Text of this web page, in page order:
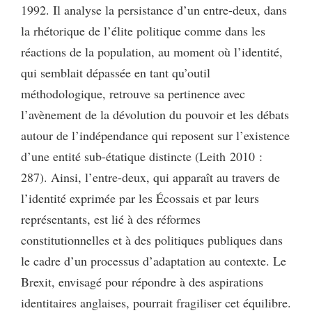
1992. Il analyse la persistance d’un entre-deux, dans
la rhétorique de l’élite politique comme dans les
réactions de la population, au moment où l’identité,
qui semblait dépassée en tant qu’outil
méthodologique, retrouve sa pertinence avec
l’avènement de la dévolution du pouvoir et les débats
autour de l’indépendance qui reposent sur l’existence
d’une entité sub-étatique distincte (Leith 2010 :
287). Ainsi, l’entre-deux, qui apparaît au travers de
l’identité exprimée par les Écossais et par leurs
représentants, est lié à des réformes
constitutionnelles et à des politiques publiques dans
le cadre d’un processus d’adaptation au contexte. Le
Brexit, envisagé pour répondre à des aspirations
identitaires anglaises, pourrait fragiliser cet équilibre.